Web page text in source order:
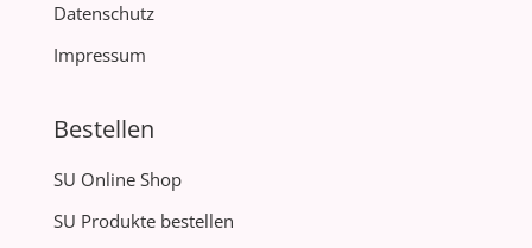
Datenschutz
Impressum
Bestellen
SU Online Shop
SU Produkte bestellen